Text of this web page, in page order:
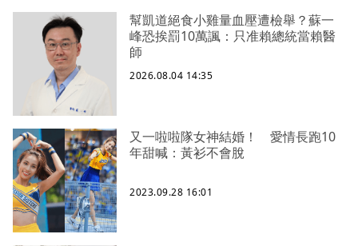
幫凱道絕食小雞量血壓遭檢舉？蘇一
峰恐挨罰10萬諷：只准賴總統當賴醫
師
2026.08.04 14:35
又一啦啦隊女神結婚！ 愛情長跑10
年甜喊：黃衫不會脫
2023.09.28 16:01